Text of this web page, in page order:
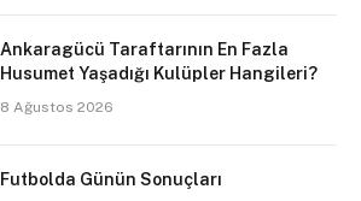
Ankaragücü Taraftarının En Fazla
Husumet Yaşadığı Kulüpler Hangileri?
8 Ağustos 2026
Futbolda Günün Sonuçları